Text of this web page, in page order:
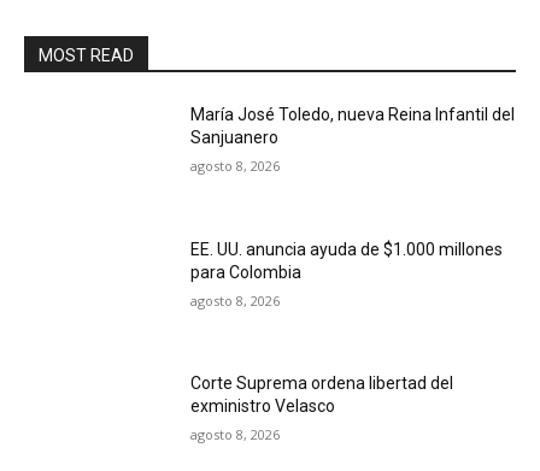
MOST READ
María José Toledo, nueva Reina Infantil del
Sanjuanero
agosto 8, 2026
EE. UU. anuncia ayuda de $1.000 millones
para Colombia
agosto 8, 2026
Corte Suprema ordena libertad del
exministro Velasco
agosto 8, 2026